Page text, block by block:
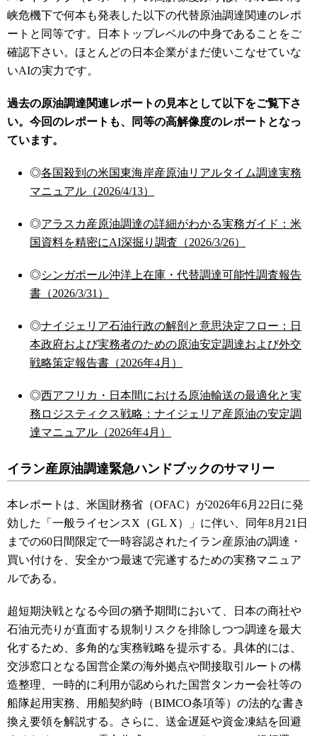
峡危機下で何本も発表した以下の代替原油調達関連のレポ
ートと同等です。日本トップレベルの中身であることをご
確認下さい。ほとんどの日本企業がまだ使いこなせていな
いAIの実力です。
過去の原油調達関連レポートの見本として以下をご覧下さ
い。今回のレポートも、同等の高解像度のレポートとなっ
ています。
◎各国殺到の米国東海岸産原油リアルタイム調達実務
マニュアル（2026/4/13）
◎アラスカ産原油調達の詳細がわかる実務ガイド：米
国資料を精密にAI深掘り調査（2026/3/26）
◎シンガポール沖洋上在庫・代替調達可能性調査報告
書（2026/3/31）
◎ナイジェリア石油行政の解剖と意思決定フロー：日
本政府および実務者のための原油安定調達および外交
戦略策定報告書（2026年4月）
◎西アフリカ・日本間における原油輸送の最適化と実
務ロジスティクス戦略：ナイジェリア産原油の安定調
達マニュアル（2026年4月）
イラン産原油調達緊急ハンドブックのサマリー
本レポートは、米国財務省（OFAC）が2026年6月22日に発
効した「一般ライセンスX（GL X）」に伴い、同年8月21日
までの60日間限定で一時容認されたイラン産原油の調達・
買い付けを、安全かつ最速で完遂するための実務マニュア
ルである。
超短期決戦となる今回の猶予期間において、日本の商社や
石油元売りが直面する規制リスクを排除しつつ調達を最大
化するため、多角的な実務戦略を提示する。具体的には、
交渉窓口となる国営企業の海外拠点や間接取引ルートの構
造整理、一時的に利用が認められた国営タンカー会社等の
船隊起用実務、用船契約時（BIMCO条項等）の法的な書き
換え要領を解説する。さらに、送金遅延や資金凍結を回避